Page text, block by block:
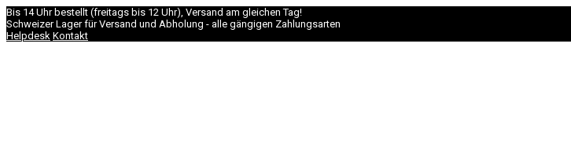
Bis 14 Uhr bestellt (freitags bis 12 Uhr), Versand am gleichen Tag!
Schweizer Lager für Versand und Abholung - alle gängigen Zahlungsarten
Helpdesk Kontakt